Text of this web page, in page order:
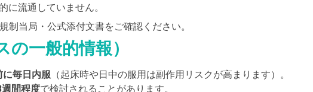
に流通していません。
当局・公式添付文書をご確認ください。
一般的情報）
に毎日内服 （起床時や日中の服用は副作用リスクが高まります）。
週間程度で検討されることがあります。